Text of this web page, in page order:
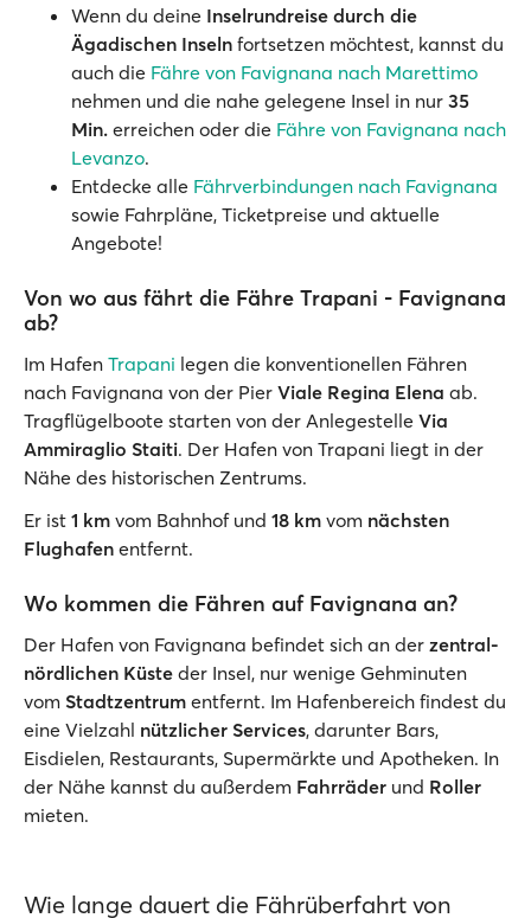
Wenn du deine Inselrundreise durch die
Ägadischen Inseln fortsetzen möchtest, kannst du
auch die Fähre von Favignana nach Marettimo
nehmen und die nahe gelegene Insel in nur 35
Min. erreichen oder die Fähre von Favignana nach
Levanzo.
Entdecke alle Fährverbindungen nach Favignana
sowie Fahrpläne, Ticketpreise und aktuelle
Angebote!
Von wo aus fährt die Fähre Trapani - Favignana
ab?
Im Hafen Trapani legen die konventionellen Fähren
nach Favignana von der Pier Viale Regina Elena ab.
Tragflügelboote starten von der Anlegestelle Via
Ammiraglio Staiti. Der Hafen von Trapani liegt in der
Nähe des historischen Zentrums.
Er ist 1 km vom Bahnhof und 18 km vom nächsten
Flughafen entfernt.
Wo kommen die Fähren auf Favignana an?
Der Hafen von Favignana befindet sich an der zentral-
nördlichen Küste der Insel, nur wenige Gehminuten
vom Stadtzentrum entfernt. Im Hafenbereich findest du
eine Vielzahl nützlicher Services, darunter Bars,
Eisdielen, Restaurants, Supermärkte und Apotheken. In
der Nähe kannst du außerdem Fahrräder und Roller
mieten.
Wie lange dauert die Fährüberfahrt von